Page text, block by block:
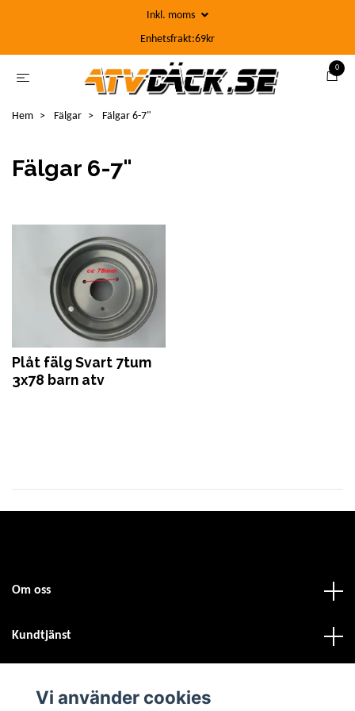
Inkl. moms
Enhetsfrakt:69kr
0
Hem Fälgar Fälgar 6-7"
Fälgar 6-7"
Plåt fälg Svart 7tum
3x78 barn atv
Om oss
Kundtjänst
Vi använder cookies